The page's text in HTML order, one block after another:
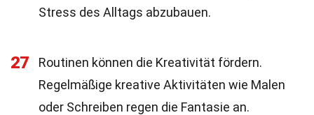
Stress des Alltags abzubauen.
27
Routinen können die Kreativität fördern.
Regelmäßige kreative Aktivitäten wie Malen
oder Schreiben regen die Fantasie an.